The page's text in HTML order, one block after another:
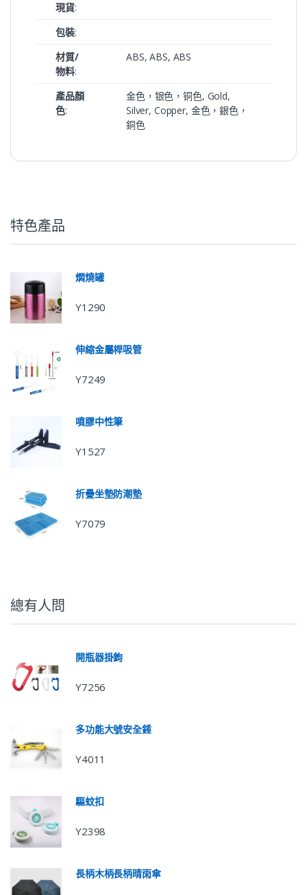
現貨:
包裝:
材質/
物料:
ABS, ABS, ABS
產品顏
色:
金色，银色，铜色, Gold,
Silver, Copper, 金色，銀色，
銅色
特色產品
燜燒罐
Y1290
伸縮金屬桿吸管
Y7249
噴膠中性筆
Y1527
折疊坐墊防潮墊
Y7079
總有人問
開瓶器掛鉤
Y7256
多功能大號安全錘
Y4011
驅蚊扣
Y2398
長柄木柄長柄晴雨傘